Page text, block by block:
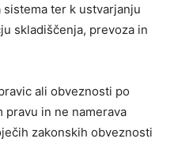
ter k ustvarjanju
skladiščenja, prevoza in
ali obveznosti po
pravu in ne namerava
zakonskih obveznosti